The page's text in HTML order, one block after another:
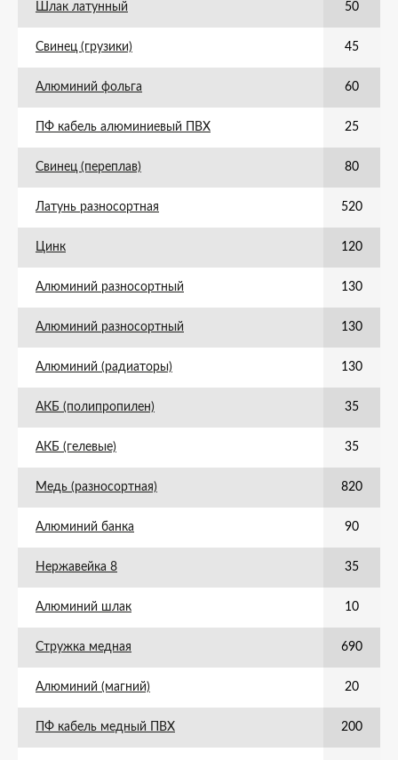
Шлак латунный 50
Свинец (грузики) 45
Алюминий фольга 60
ПФ кабель алюминиевый ПВХ 25
Свинец (переплав) 80
Латунь разносортная 520
Цинк 120
Алюминий разносортный 130
Алюминий разносортный 130
Алюминий (радиаторы) 130
АКБ (полипропилен) 35
АКБ (гелевые) 35
Медь (разносортная) 820
Алюминий банка 90
Нержавейка 8 35
Алюминий шлак 10
Стружка медная 690
Алюминий (магний) 20
ПФ кабель медный ПВХ 200